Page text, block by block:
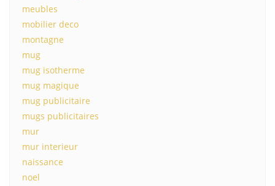
meubles
mobilier deco
montagne
mug
mug isotherme
mug magique
mug publicitaire
mugs publicitaires
mur
mur interieur
naissance
noel